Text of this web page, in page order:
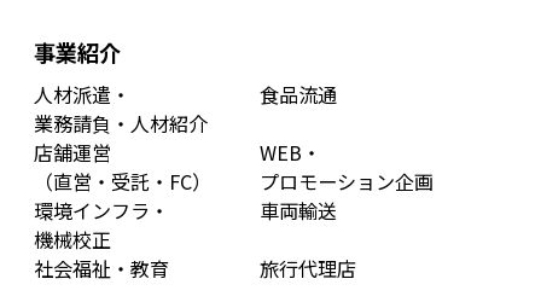
事業紹介
人材派遣・
業務請負・人材紹介
食品流通
店舗運営
（直営・受託・FC）
WEB・
プロモーション企画
環境インフラ・
機械校正
車両輸送
社会福祉・教育
旅行代理店